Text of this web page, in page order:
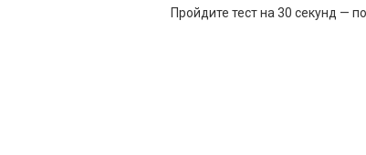
Пройдите тест на 30 секунд —